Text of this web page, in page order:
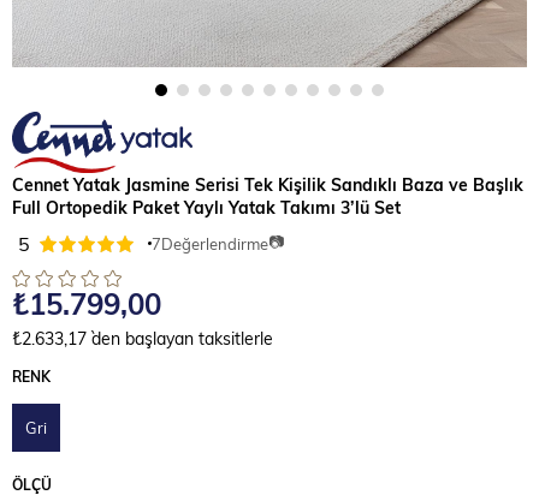
Cennet Yatak Jasmine Serisi Tek Kişilik Sandıklı Baza ve Başlık
Full Ortopedik Paket Yaylı Yatak Takımı 3’lü Set
5 7Değerlendirme📷
₺15.799,00
₺2.633,17 `den başlayan taksitlerle
RENK
Gri
ÖLÇÜ